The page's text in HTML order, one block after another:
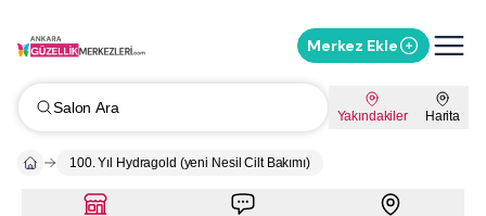
Merkez Ekle
Salon Ara Yakındakiler Harita
100. Yıl Hydragold (yeni Nesil Cilt Bakımı)